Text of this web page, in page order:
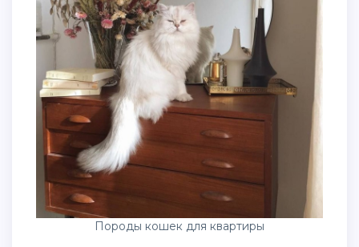
Породы кошек для квартиры